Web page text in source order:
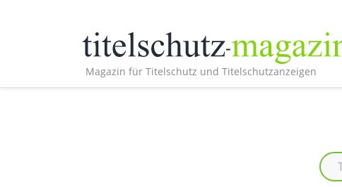
Magazin für Titelschutz und Titelschutzanzeigen